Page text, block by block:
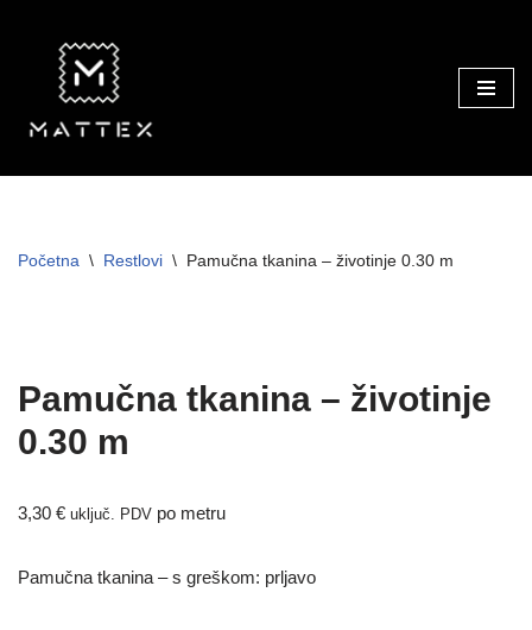
content
Početna \ Restlovi \ Pamučna tkanina – životinje 0.30 m
Pamučna tkanina – životinje
0.30 m
3,30 € uključ. PDV po metru
Pamučna tkanina – s greškom: prljavo